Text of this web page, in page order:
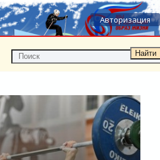
Авторизация
Найти